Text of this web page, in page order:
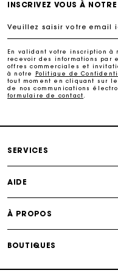
Paiement en
Carte Cadeau
INSCRIVEZ VOUS À NOTRE
Veuillez saisir votre email
En validant votre inscription à
recevoir des informations par
offres commerciales et
à notre
Politique de
tout moment en cliquant sur
de nos communications
formulaire de contact
SERVICES
AIDE
À PROPOS
BOUTIQUES